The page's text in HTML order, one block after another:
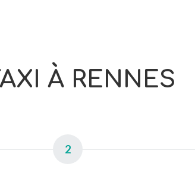
À RENNES
2